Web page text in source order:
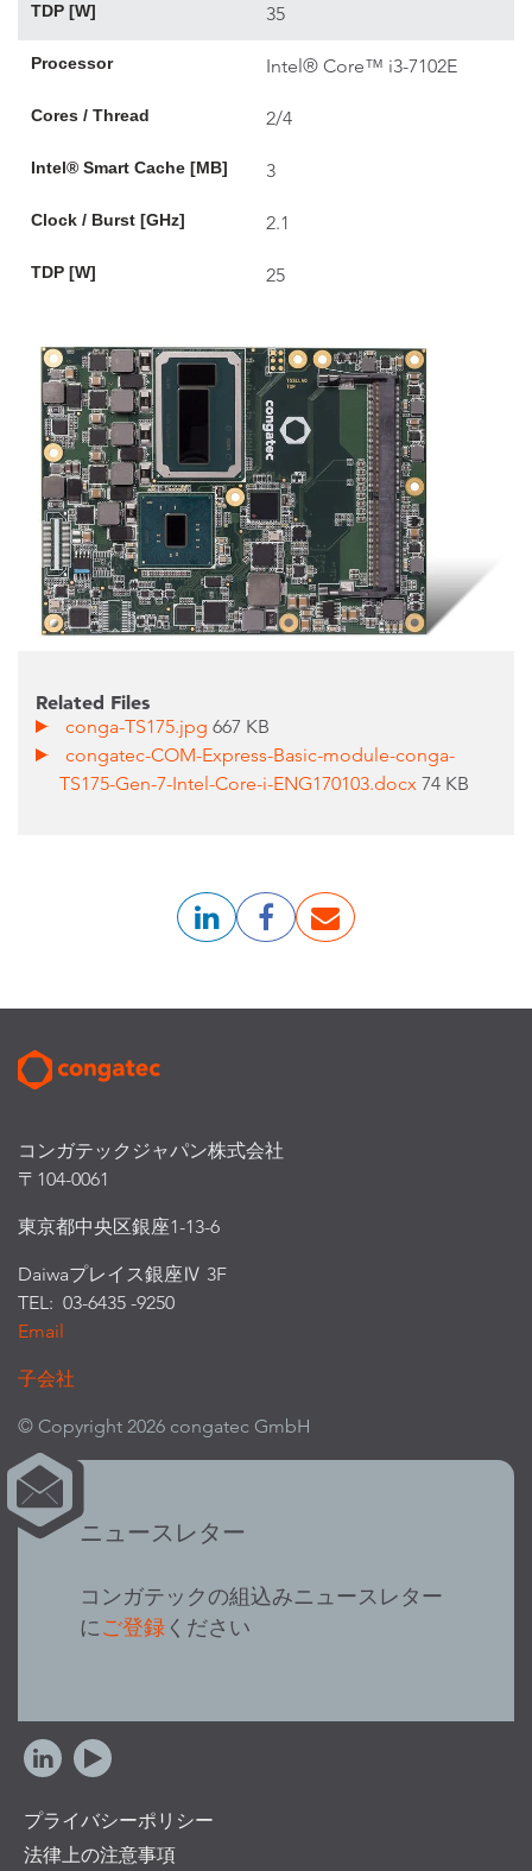
TDP [W] 35
Processor Intel® Core™ i3-7102E
Cores / Thread 2/4
Intel® Smart Cache [MB] 3
Clock / Burst [GHz] 2.1
TDP [W] 25
Related Files
conga-TS175.jpg667 KB
congatec-COM-Express-Basic-module-conga-
TS175-Gen-7-Intel-Core-i-ENG170103.docx 74 KB
コンガテックジャパン株式会社
〒104-0061
東京都中央区銀座1-13-6
Daiwaプレイス銀座Ⅳ 3F
TEL: 03-6435 -9250
Email
子会社
© Copyright 2026 congatec GmbH
ニュースレター
コンガテックの組込みニュースレター
にご登録 ください
プライバシーポリシー
法律上の注意事項